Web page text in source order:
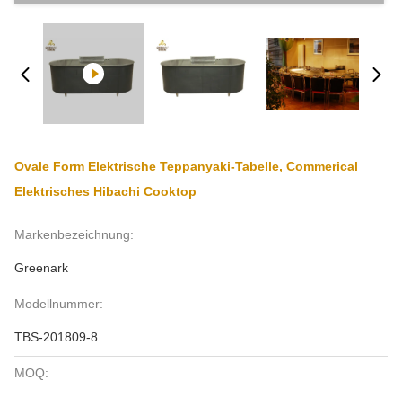
Ovale Form Elektrische Teppanyaki-Tabelle, Commerical
Elektrisches Hibachi Cooktop
Markenbezeichnung:
Greenark
Modellnummer:
TBS-201809-8
MOQ: